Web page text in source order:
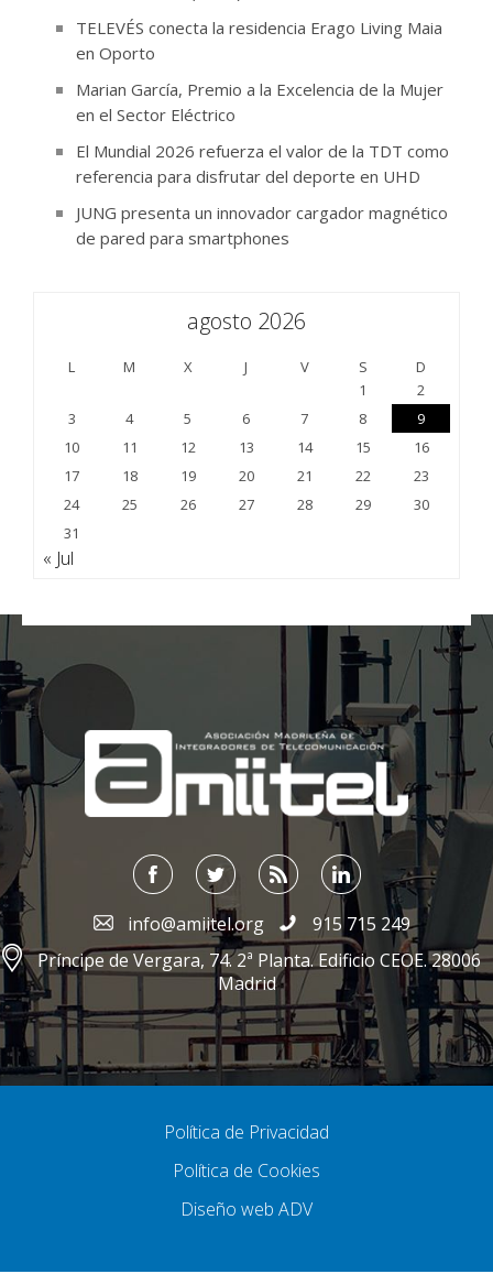
TELEVÉS conecta la residencia Erago Living Maia
en Oporto
Marian García, Premio a la Excelencia de la Mujer
en el Sector Eléctrico
El Mundial 2026 refuerza el valor de la TDT como
referencia para disfrutar del deporte en UHD
JUNG presenta un innovador cargador magnético
de pared para smartphones
agosto 2026
L M X J V S
D
1
2
3
4 5 6 7 8
9
10
11 12 13 14 15
16
17
18 19 20 21 22
23
24
25 26 27 28 29
30
31
« Jul
;
info@amiitel.org
915 715 249
Príncipe de Vergara, 74. 2ª Planta. Edificio CEOE. 28006
Madrid
Política de Privacidad
Política de Cookies
Diseño web ADV